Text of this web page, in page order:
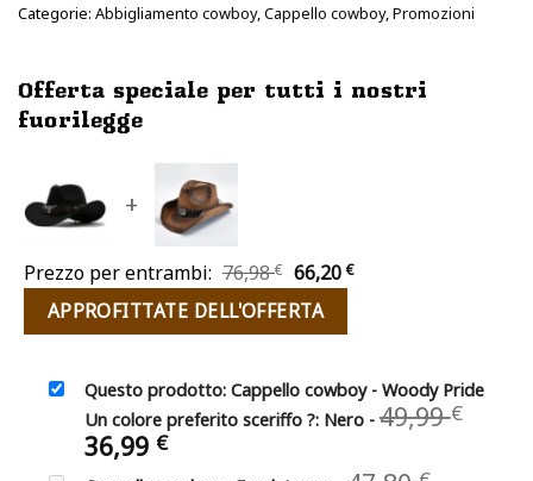
Categorie: Abbigliamento cowboy,Cappello cowboy,Promozioni
Offerta speciale per tutti i nostri
fuorilegge
+
Prezzo per entrambi: 76,98€ Il
prezzo
originale
76,98 €.
66,20€Il
66,20 €.
APPROFITTATE DELL'OFFERTA
Questo prodotto: Cappello cowboy - Woody Pride
Un colore preferito sceriffo ?: Nero -49,99€
36,99 €Il
prezzo